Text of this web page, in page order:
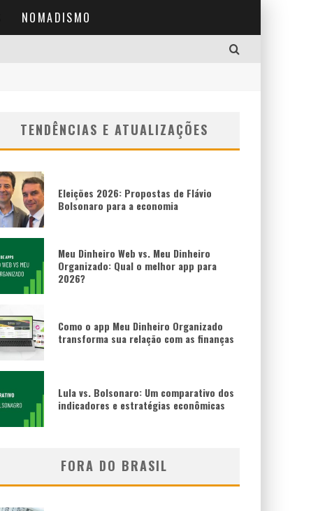
NOMADISMO
TENDÊNCIAS E ATUALIZAÇÕES
Eleições 2026: Propostas de Flávio
Bolsonaro para a economia
Meu Dinheiro Web vs. Meu Dinheiro
Organizado: Qual o melhor app para
2026?
Como o app Meu Dinheiro Organizado
transforma sua relação com as finanças
Lula vs. Bolsonaro: Um comparativo dos
indicadores e estratégias econômicas
FORA DO BRASIL